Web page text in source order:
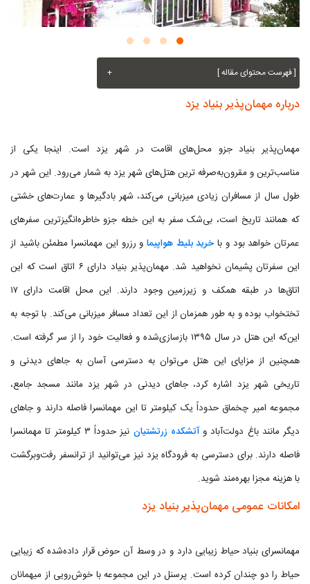
[ فهرست محتوای مقاله ] +
درباره مهمان‌پذیر بنیاد یزد
مهمان‌پذیر بنیاد جزو محل‌های اقامت در شهر یزد است. اینجا یکی از
مناسب‌ترین و مقرون‌به‌صرفه ترین هتل‌های شهر یزد به شمار می‌رود. این شهر در
طول سال از مسافران زیادی میزبانی می‌کند، شهر بادگیرها و عمارت‌های خشتی
که همانند تاریخ است، بی‌شک سفر به این خطه جزو خاطره‌انگیزترین سفرهای
عمرتان خواهد بود و با خرید بلیط هواپیما و رزرو این مهمانسرا مطمئن باشید از
این سفرتان پشیمان نخواهید شد. مهمان‌پذیر بنیاد دارای ۶ اتاق است که این
اتاق‌ها در طبقه همکف و زیرزمین وجود دارند. این محل اقامت دارای ۱۷
تختخواب بوده و به طور همزمان از این تعداد مسافر میزبانی می‌کند. با توجه به
این‌که این هتل در سال ۱۳۹۵ بازسازی‌شده و فعالیت خود را از سر گرفته است.
همچنین از مزایای این هتل می‌توان به دسترسی آسان به جاهای دیدنی و
تاریخی شهر یزد اشاره کرد، جاهای دیدنی در شهر یزد مانند مسجد جامع،
مجموعه امیر چخماق حدوداً یک کیلومتر تا این مهمانسرا فاصله دارند و جاهای
دیگر مانند باغ دولت‌آباد وآتشکده زرتشتیان
نیز حدوداً ۳ کیلومتر تا مهمانسرا
فاصله دارند. برای دسترسی به فرودگاه یزد نیز می‌توانید از ترانسفر رفت‌وبرگشت
با هزینه مجزا بهره‌مند شوید.
امکانات عمومی مهمان‌پذیر بنیاد یزد
مهمانسرای بنیاد حیاط زیبایی دارد و در وسط آن حوض قرار داده‌شده که زیبایی
حیاط را دو چندان کرده است. پرسنل در این مجموعه با خوش‌رویی از میهمانان